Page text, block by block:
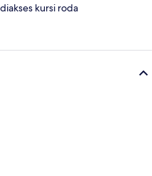
kursi roda